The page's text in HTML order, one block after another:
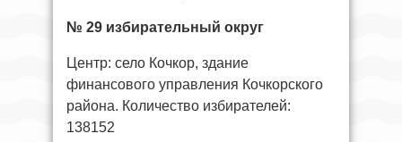
№ 29 избирательный округ
Центр: село Кочкор, здание
финансового управления Кочкорского
района. Количество избирателей:
138152